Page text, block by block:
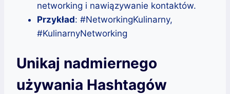
networking i nawiązywanie kontaktów.
Przykład: #NetworkingKulinarny,
#KulinarnyNetworking
Unikaj nadmiernego
używania Hashtagów